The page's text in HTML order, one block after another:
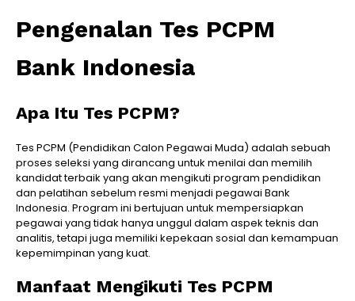
Pengenalan Tes PCPM
Bank Indonesia
Apa Itu Tes PCPM?
Tes PCPM (Pendidikan Calon Pegawai Muda) adalah sebuah
proses seleksi yang dirancang untuk menilai dan memilih
kandidat terbaik yang akan mengikuti program pendidikan
dan pelatihan sebelum resmi menjadi pegawai Bank
Indonesia. Program ini bertujuan untuk mempersiapkan
pegawai yang tidak hanya unggul dalam aspek teknis dan
analitis, tetapi juga memiliki kepekaan sosial dan kemampuan
kepemimpinan yang kuat.
Manfaat Mengikuti Tes PCPM